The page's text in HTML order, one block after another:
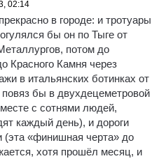
02:14
в городе: и тротуары
бы он по Тыге от
потом до
Красного Камня через
в итальянских ботинках от
бы в двухдецеметровой
с сотнями людей,
каждый день), и дороги
(эта «финишная черта» до
хотя прошёл месяц, и